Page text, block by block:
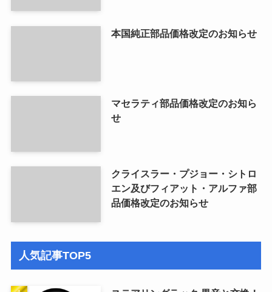
本国純正部品価格改定のお知らせ
マセラティ部品価格改定のお知ら
せ
クライスラー・プジョー・シトロ
エン及びフィアット・アルファ部
品価格改定のお知らせ
人気記事TOP5